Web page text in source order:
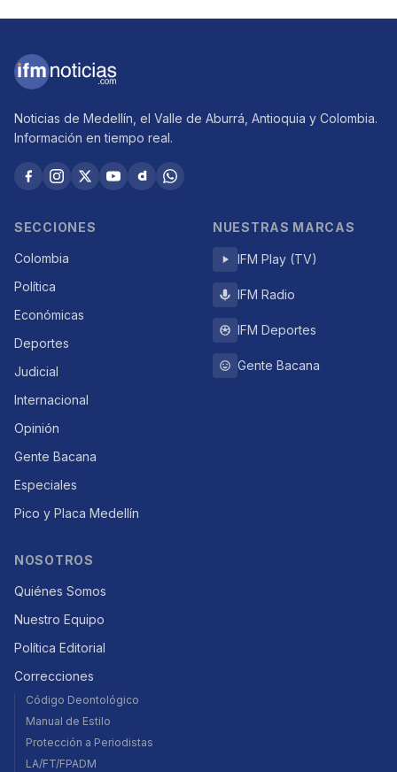
Noticias de Medellín, el Valle de Aburrá, Antioquia y Colombia.
Información en tiempo real.
SECCIONES
Colombia
Política
Económicas
Deportes
Judicial
Internacional
Opinión
Gente Bacana
Especiales
Pico y Placa Medellín
NUESTRAS MARCAS
IFM Play (TV)
IFM Radio
IFM Deportes
Gente Bacana
NOSOTROS
Quiénes Somos
Nuestro Equipo
Política Editorial
Correcciones
Código Deontológico
Manual de Estilo
Protección a Periodistas
LA/FT/FPADM